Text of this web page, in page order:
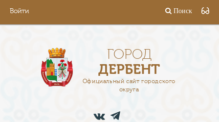
Войти Поиск
ГОРОД
ДЕРБЕНТ
Официальный сайт городского
округа
АДМИНИСТРАЦИЯ